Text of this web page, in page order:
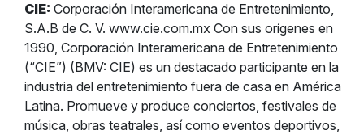
CIE: Corporación Interamericana de Entretenimiento,
S.A.B de C. V. www.cie.com.mx Con sus orígenes en
1990, Corporación Interamericana de Entretenimiento
(“CIE”) (BMV: CIE) es un destacado participante en la
industria del entretenimiento fuera de casa en América
Latina. Promueve y produce conciertos, festivales de
música, obras teatrales, así como eventos deportivos,